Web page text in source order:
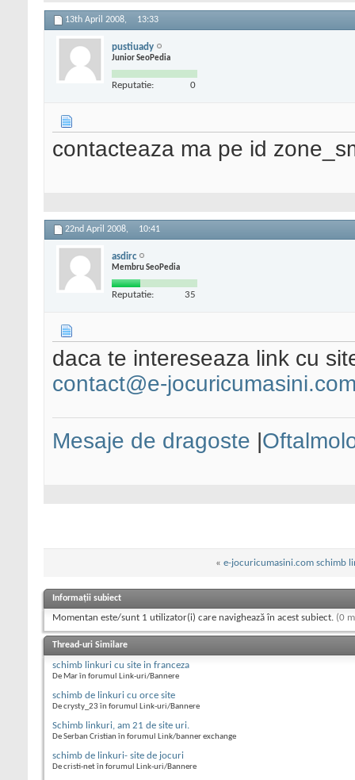
13th April 2008, 13:33
pustiuady
Junior SeoPedia
Reputatie: 0
contacteaza ma pe id
22nd April 2008, 10:41
asdirc
Membru SeoPedia
Reputatie: 35
daca te intereseaza link cu
contact@e-
Mesaje de dragoste
« e-jocuricumasini.com schimb
Informații subiect
Momentan este/sunt 1 utilizator(i) care navighează în acest subiect. (0
Thread-uri Similare
schimb linkuri cu site in franceza
De Mar în forumul Link-uri/Bannere
schimb de linkuri cu orce site
De crysty_23 în forumul Link-uri/Bannere
Schimb linkuri, am 21 de site uri.
De Serban Cristian în forumul Link/banner exchange
schimb de linkuri- site de jocuri
De cristi-net în forumul Link-uri/Bannere